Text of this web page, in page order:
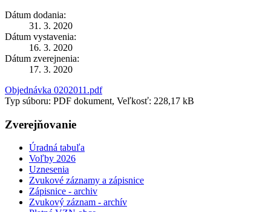
Dátum dodania:
31. 3. 2020
Dátum vystavenia:
16. 3. 2020
Dátum zverejnenia:
17. 3. 2020
Objednávka 0202011.pdf
Typ súboru: PDF dokument, Veľkosť: 228,17 kB
Zverejňovanie
Úradná tabuľa
Voľby 2026
Uznesenia
Zvukové záznamy a zápisnice
Zápisnice - archiv
Zvukový záznam - archív